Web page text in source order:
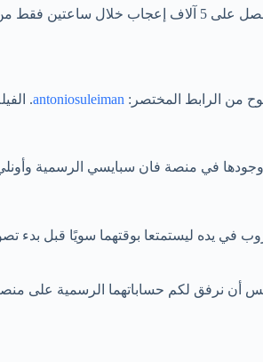
أصدر انطونيو سليمان فيلمه الجديد على فان سبايسي مع صاحبة
من الرابط المختصر: antoniosuleiman
.
وجودها في منصة فان سبايسي الرسمية
في يده ليستمتعا بوقتهما سويًا قبل بدء